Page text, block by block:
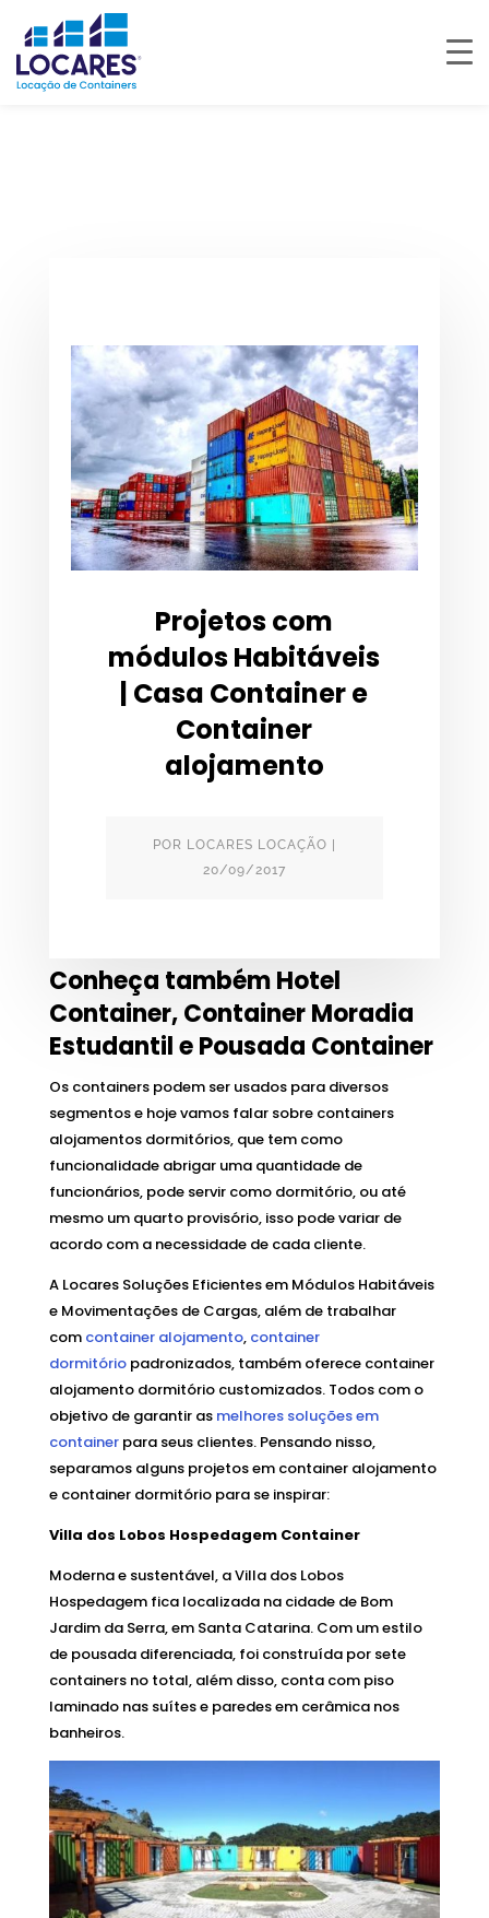
Projetos com
módulos Habitáveis
| Casa Container e
Container
alojamento
POR LOCARES LOCAÇÃO |
20/09/2017
Conheça também Hotel
Container, Container Moradia
Estudantil e Pousada Container
Os containers podem ser usados para diversos
segmentos e hoje vamos falar sobre containers
alojamentos dormitórios, que tem como
funcionalidade abrigar uma quantidade de
funcionários, pode servir como dormitório, ou até
mesmo um quarto provisório, isso pode variar de
acordo com a necessidade de cada cliente.
A Locares Soluções Eficientes em Módulos Habitáveis
e Movimentações de Cargas, além de trabalhar
com container alojamento, container
dormitóriopadronizados, também oferece container
alojamento dormitório customizados. Todos com o
objetivo de garantir as melhores soluções em
containerpara seus clientes. Pensando nisso,
separamos alguns projetos em container alojamento
e container dormitório para se inspirar:
Villa dos Lobos Hospedagem Container
Moderna e sustentável, a Villa dos Lobos
Hospedagem fica localizada na cidade de Bom
Jardim da Serra, em Santa Catarina. Com um estilo
de pousada diferenciada, foi construída por sete
containers no total, além disso, conta com piso
laminado nas suítes e paredes em cerâmica nos
banheiros.